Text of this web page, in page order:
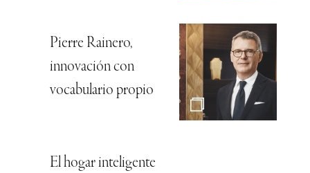
Pierre Rainero,
innovación con
vocabulario propio
El hogar inteligente